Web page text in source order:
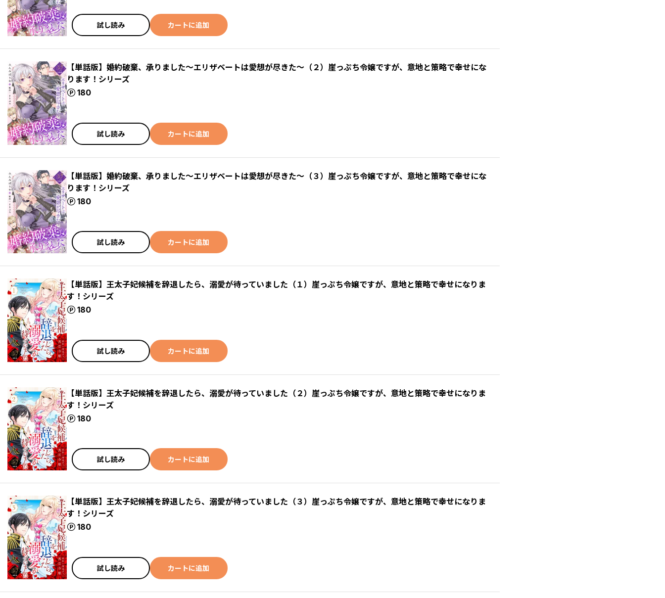
試し読み カートに追加
【単話版】婚約破棄、承りました～エリザベートは愛想が尽きた～（２）崖っぷち令嬢ですが、意地と策略で幸せにな
ります！シリーズ
180
ポイント
試し読み カートに追加
【単話版】婚約破棄、承りました～エリザベートは愛想が尽きた～（３）崖っぷち令嬢ですが、意地と策略で幸せにな
ります！シリーズ
180
ポイント
試し読み カートに追加
【単話版】王太子妃候補を辞退したら、溺愛が待っていました（１）崖っぷち令嬢ですが、意地と策略で幸せになりま
す！シリーズ
180
ポイント
試し読み カートに追加
【単話版】王太子妃候補を辞退したら、溺愛が待っていました（２）崖っぷち令嬢ですが、意地と策略で幸せになりま
す！シリーズ
180
ポイント
試し読み カートに追加
【単話版】王太子妃候補を辞退したら、溺愛が待っていました（３）崖っぷち令嬢ですが、意地と策略で幸せになりま
す！シリーズ
180
ポイント
試し読み カートに追加